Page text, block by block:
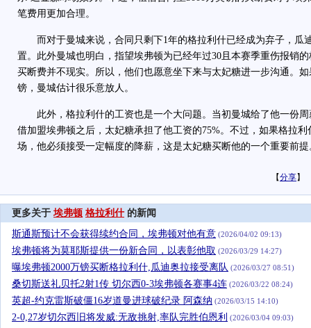
笔费用更加合理。
而对于曼城来说，合同只剩下1年的格拉利什已经成为弃子，瓜
置。此外曼城也明白，指望埃弗顿为已经年过30且本赛季重伤报销
买断费并不现实。所以，他们也愿意坐下来与太妃糖进一步沟通。
镑，曼城估计很乐意放人。
此外，格拉利什的工资也是一个大问题。当初曼城给了他一份周
借加盟埃弗顿之后，太妃糖承担了他工资的75%。不过，如果格拉
场，他必须接受一定幅度的降薪，这是太妃糖买断他的一个重要前提
【分享】
更多关于 埃弗顿 格拉利什 的新闻
斯通斯预计不会获得续约合同，埃弗顿对他有意 (2026/04/02 09:13)
埃弗顿将为莫耶斯提供一份新合同，以表彰他取 (2026/03/29 14:27)
曝埃弗顿2000万镑买断格拉利什,瓜迪奥拉接受离队 (2026/03/27 08:51)
桑切斯送礼贝托2射1传 切尔西0-3埃弗顿各赛事4连 (2026/03/22 08:24)
英超-约克雷斯破僵16岁道曼进球破纪录 阿森纳 (2026/03/15 14:10)
2-0,27岁切尔西旧将发威:无敌挑射,率队完胜伯恩利 (2026/03/04 09:03)